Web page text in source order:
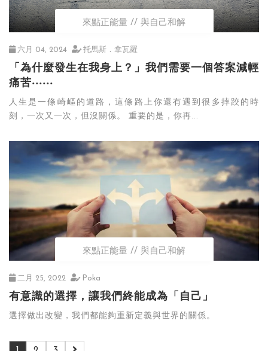
來點正能量 與自己和解
六月 04, 2024 托馬斯．拿瓦羅
「為什麼發生在我身上？」我們需要一個答案減輕
痛苦‧‧‧‧‧‧
人生是一條崎嶇的道路，這條路上你還有遇到很多摔跤的時
刻，一次又一次，但沒關係。 重要的是，你再...
來點正能量 與自己和解
二月 25, 2022 Poka
有意識的選擇，讓我們終能成為「自己」
選擇做出改變，我們都能夠重新定義與世界的關係。